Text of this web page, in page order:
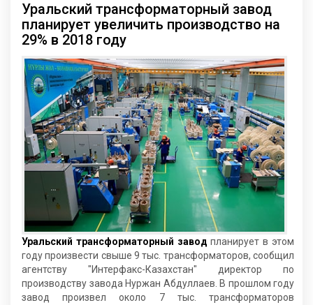
Уральский трансформаторный завод
планирует увеличить производство на
29% в 2018 году
Уральский трансформаторный завод планирует в этом
году произвести свыше 9 тыс. трансформаторов, сообщил
агентству "Интерфакс-Казахстан" директор по
производству завода Нуржан Абдуллаев. В прошлом году
завод произвел около 7 тыс. трансформаторов